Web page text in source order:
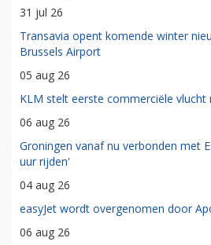
31 jul 26
Transavia opent komende winter
Brussels Airport
05 aug 26
KLM stelt eerste commerciële vlucht
06 aug 26
Groningen vanaf nu verbonden met
uur rijden'
04 aug 26
easyJet wordt overgenomen door
06 aug 26